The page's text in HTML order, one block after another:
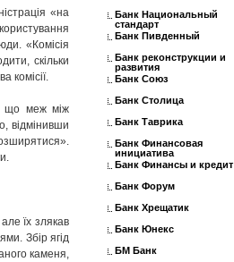
«на
«Комісія
скільки
комісії.
що меж між
відмінивши
їх злякав
Збір ягід
каменя,
Банк Национальный
стандарт
Банк Пивденный
Банк реконструкции и
развития
Банк Союз
Банк Столица
Банк Таврика
Банк Финансовая
инициатива
Банк Финансы и кредит
Банк Форум
Банк Хрещатик
Банк Юнекс
БМ Банк